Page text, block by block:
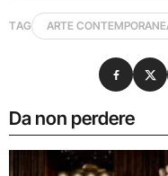
TAG ARTE
Da non perdere
Condividi